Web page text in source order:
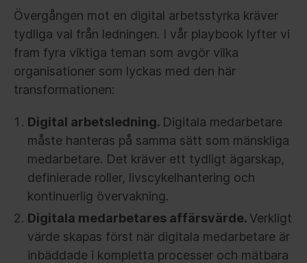
Övergången mot en digital arbetsstyrka kräver
tydliga val från ledningen. I vår playbook lyfter vi
fram fyra viktiga teman som avgör vilka
organisationer som lyckas med den här
transformationen:
Digital arbetsledning. Digitala medarbetare
måste hanteras på samma sätt som mänskliga
medarbetare. Det kräver ett tydligt ägarskap,
definierade roller, livscykelhantering och
kontinuerlig övervakning.
Digitala medarbetares affärsvärde. Verkligt
värde skapas först när digitala medarbetare är
inbäddade i kompletta processer och mätbara